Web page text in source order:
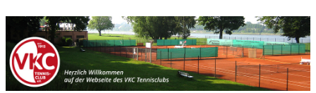
VKC Tennisclub